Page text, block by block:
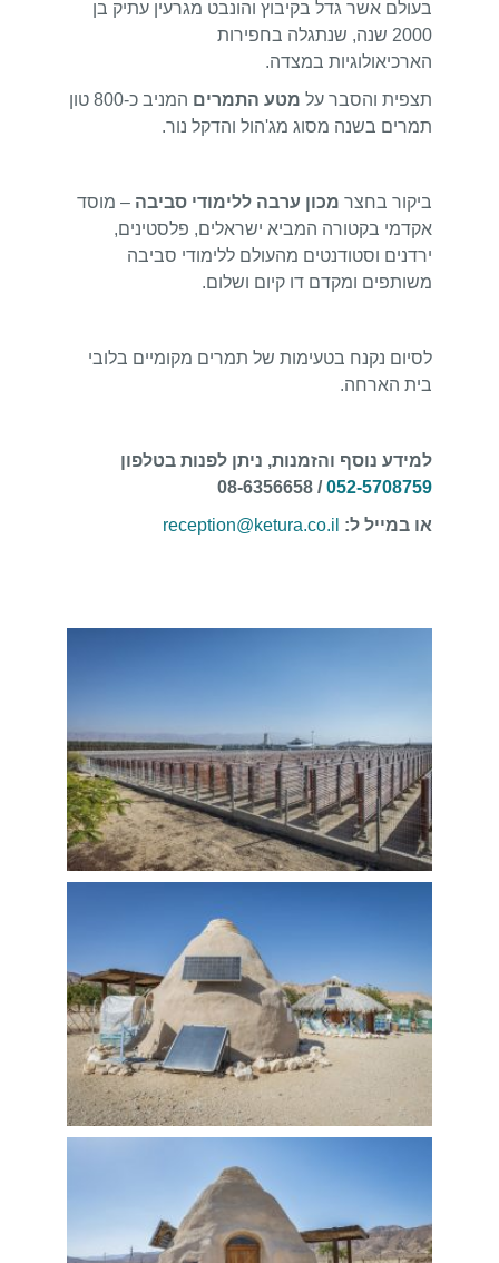
בעולם אשר גדל בקיבוץ והונבט מגרעין עתיק בן
2000 שנה, שנתגלה בחפירות
הארכיאולוגיות במצדה.
תצפית והסבר על מטע התמרים
המניב כ-800 טון
תמרים בשנה מסוג מג'הול והדקל נור.
ביקור בחצר מכון ערבה ללימודי סביבה – מוסד
אקדמי בקטורה המביא ישראלים, פלסטינים,
ירדנים וסטודנטים מהעולם ללימודי סביבה
משותפים ומקדם דו קיום ושלום.
לסיום נקנח בטעימות של תמרים מקומיים בלובי
בית הארחה.
למידע נוסף והזמנות, ניתן לפנות בטלפון
052-5708759
/ 08-6356658
או במייל ל: reception@ketura.co.il